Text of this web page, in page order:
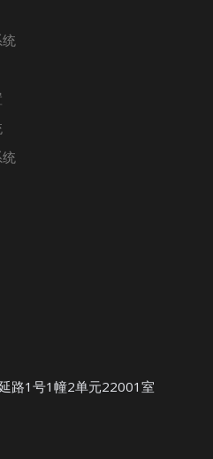
路1号1幢2单元22001室